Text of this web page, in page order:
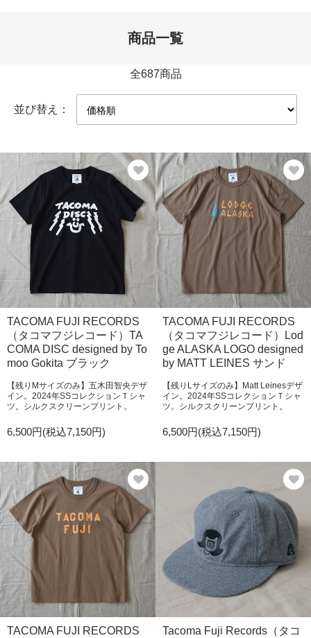
商品一覧
全687商品
並び替え：
TACOMA FUJI RECORDS
（タコマフジレコード）TA
COMA DISC designed by To
moo Gokita ブラック
【残りMサイズのみ】五木田智央デザ
イン。2024年SSコレクションＴシャ
ツ。シルクスクリーンプリント。
6,500円(税込7,150円)
TACOMA FUJI RECORDS
（タコマフジレコード）Lod
ge ALASKA LOGO designed
by MATT LEINES サンド
【残りLサイズのみ】Matt Leinesデザ
イン。2024年SSコレクションＴシャ
ツ。シルクスクリーンプリント。
6,500円(税込7,150円)
TACOMA FUJI RECORDS
Tacoma Fuji Records（タコ